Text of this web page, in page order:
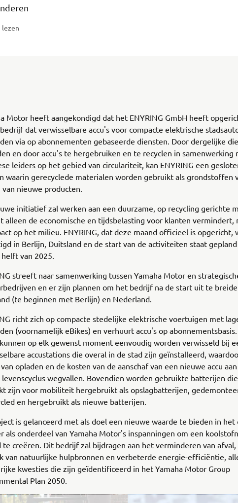
lezen
Motor heeft aangekondigd dat het ENYRING GmbH heeft
dat verwisselbare accu's voor compacte elektrische
via op abonnementen gebaseerde diensten. Door dergelijke
en door accu's te hergebruiken en te recyclen in samenwerking
leiders op het gebied van circulariteit, kan ENYRING een
waarin gerecyclede materialen worden gebruikt als grondstoffen
van nieuwe producten.
initiatief zal werken aan een duurzame, op recycling gerichte
alleen de economische en tijdsbelasting voor klanten vermindert,
op het milieu. ENYRING, dat deze maand officieel is opgericht,
in Berlijn, Duitsland en de start van de activiteiten staat
van 2025.
streeft naar samenwerking tussen Yamaha Motor en
en er zijn plannen om het bedrijf na de start uit te
(te beginnen met Berlijn) en Nederland.
richt zich op compacte stedelijke elektrische voertuigen met
(voornamelijk eBikes) en verhuurt accu's op
op elk gewenst moment eenvoudig worden verwisseld bij
accustations die overal in de stad zijn geïnstalleerd,
opladen en de kosten van de aanschaf van een nieuwe accu
levenscyclus wegvallen. Bovendien worden gebruikte batterijen
zijn voor mobiliteit hergebruikt als opslagbatterijen,
en hergebruikt als nieuwe batterijen.
is gelanceerd met als doel een nieuwe waarde te bieden in het
als onderdeel van Yamaha Motor's inspanningen om een
te creëren. Dit bedrijf zal bijdragen aan het verminderen van afval,
van natuurlijke hulpbronnen en verbeterde energie-efficiëntie,
kwesties die zijn geïdentificeerd in het Yamaha Motor Group
Plan 2050.